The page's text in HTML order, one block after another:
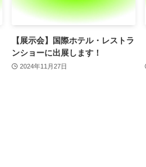
【展示会】国際ホテル・レストラ
ンショーに出展します！
2024年11月27日